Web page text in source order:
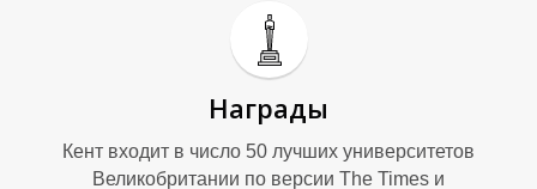
Награды
Кент входит в число 50 лучших университетов
Великобритании по версии The Times и